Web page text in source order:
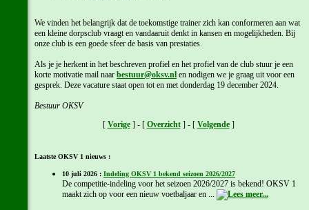
We vinden het belangrijk dat de toekomstige trainer zich kan conformeren aan wat
een kleine dorpsclub vraagt en vandaaruit denkt in kansen en mogelijkheden. Bij
onze club is een goede sfeer de basis van prestaties.
Als je je herkent in het beschreven profiel en het profiel van de club stuur je een
korte motivatie mail naar bestuur@oksv.nl en nodigen we je graag uit voor een
gesprek. Deze vacature staat open tot en met donderdag 19 december 2024.
Bestuur OKSV
[ Vorige] - [ Overzicht] - [ Volgende]
Laatste OKSV 1 nieuws :
10 juli 2026 : Indeling OKSV 1 bekend seizoen 2026/2027
De competitie-indeling voor het seizoen 2026/2027 is bekend! OKSV 1
maakt zich op voor een nieuw voetbaljaar en ...